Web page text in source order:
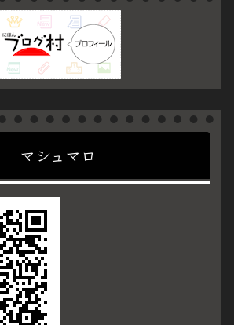
マシュマロ